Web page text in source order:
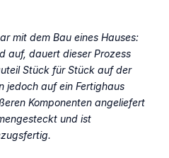
mit dem Bau eines Hauses:
auf, dauert dieser Prozess
Stück für Stück auf der
jedoch auf ein Fertighaus
Komponenten angeliefert
und ist